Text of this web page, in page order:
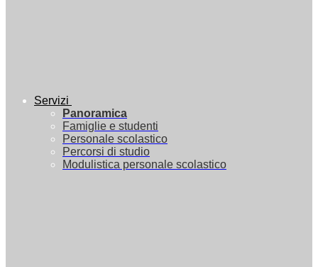
Servizi
Panoramica
Famiglie e studenti
Personale scolastico
Percorsi di studio
Modulistica personale scolastico